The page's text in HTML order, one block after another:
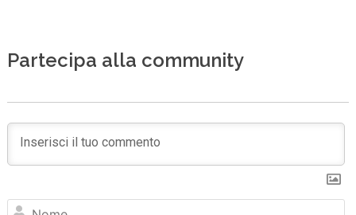
Partecipa alla community